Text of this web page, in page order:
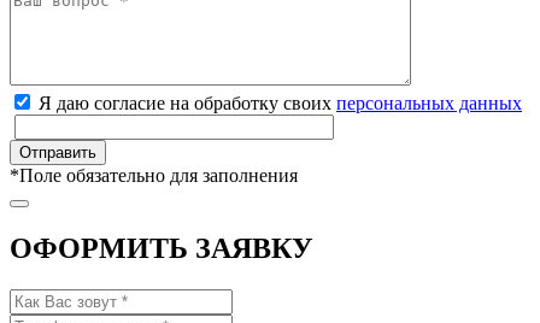
Я даю согласие на обработку своих персональных данных
*Поле обязательно для заполнения
ОФОРМИТЬ ЗАЯВКУ